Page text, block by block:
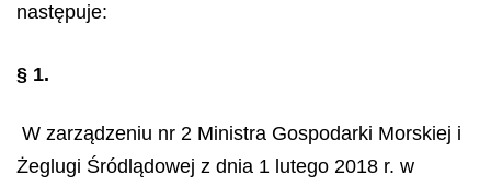
następuje:
§ 1.
W zarządzeniu nr 2 Ministra Gospodarki Morskiej i
Żeglugi Śródlądowej z dnia 1 lutego 2018 r. w